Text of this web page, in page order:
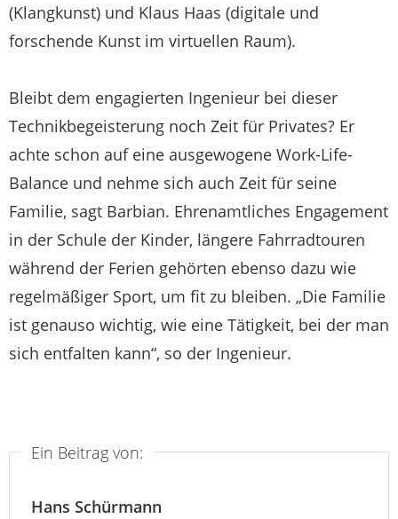
(Klangkunst) und Klaus Haas (digitale und
forschende Kunst im virtuellen Raum).
Bleibt dem engagierten Ingenieur bei dieser
Technikbegeisterung noch Zeit für Privates? Er
achte schon auf eine ausgewogene Work-Life-
Balance und nehme sich auch Zeit für seine
Familie, sagt Barbian. Ehrenamtliches Engagement
in der Schule der Kinder, längere Fahrradtouren
während der Ferien gehörten ebenso dazu wie
regelmäßiger Sport, um fit zu bleiben. „Die Familie
ist genauso wichtig, wie eine Tätigkeit, bei der man
sich entfalten kann“, so der Ingenieur.
Ein Beitrag von:
Hans Schürmann